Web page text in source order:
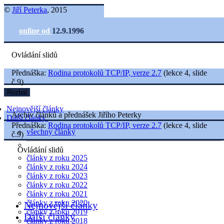
© Jiří Peterka, 2015
online od 12.9.1996
Ovládání slidů
Nejnovější články
Další články
všechny články
články z roku 2025
články z roku 2024
články z roku 2023
články z roku 2022
články z roku 2021
články z roku 2020
články z roku 2019
články z roku 2018
Přednáška: Rodina protokolů TCP/IP, verze 2.7 (lekce 4, slide
č.9)
Rozbal
Archiv článků a přednášek Jiřího Peterky
Přednáška: Rodina protokolů TCP/IP, verze 2.7 (lekce 4, slide
č.9)
Ovládání slidů
Nejnovější články
Další články